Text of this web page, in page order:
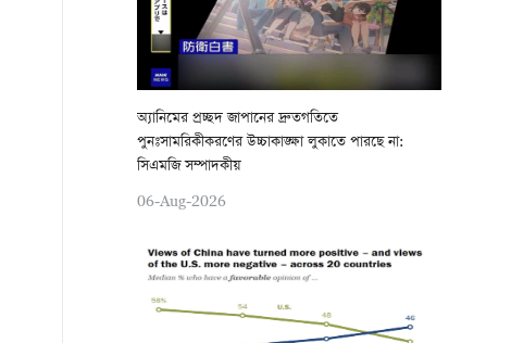
অ্যানিমের প্রচ্ছদ জাপানের দ্রুতগতিতে
পুনঃসামরিকীকরণের উচ্চাকাঙ্ক্ষা লুকাতে পারছে না:
সিএমজি সম্পাদকীয়
06-Aug-2026